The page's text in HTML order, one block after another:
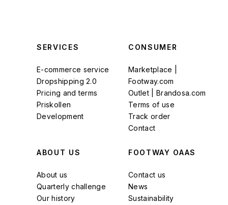
SERVICES
E-commerce service
Dropshipping 2.0
Pricing and terms
Priskollen
Development
CONSUMER
Marketplace |
Footway.com
Outlet | Brandosa.com
Terms of use
Track order
Contact
ABOUT US
About us
Quarterly challenge
Our history
FOOTWAY OAAS
Contact us
News
Sustainability